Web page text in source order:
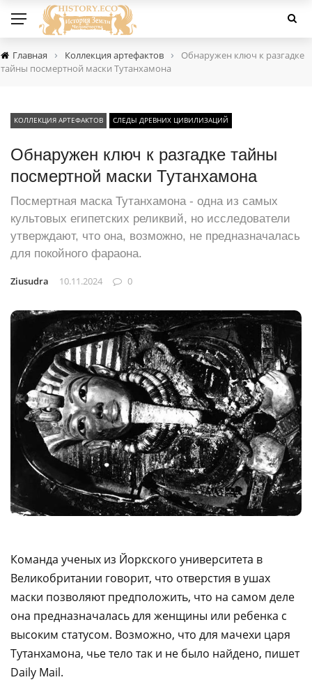
Главная › Коллекция артефактов ›
Обнаружен ключ к разгадке
тайны посмертной маски Тутанхамона
КОЛЛЕКЦИЯ АРТЕФАКТОВ СЛЕДЫ ДРЕВНИХ ЦИВИЛИЗАЦИЙ
Обнаружен ключ к разгадке тайны
посмертной маски Тутанхамона
Посмертная маска Тутанхамона - одна из самых
культовых египетских реликвий, но исследователи
утверждают, что она, возможно, не предназначалась
для покойного фараона.
Ziusudra 10.11.2024 0
Команда ученых из Йоркского университета в
Великобритании говорит, что отверстия в ушах
маски позволяют предположить, что на самом деле
она предназначалась для женщины или ребенка с
высоким статусом. Возможно, что для мачехи царя
Тутанхамона, чье тело так и не было найдено, пишет
Daily Mail.